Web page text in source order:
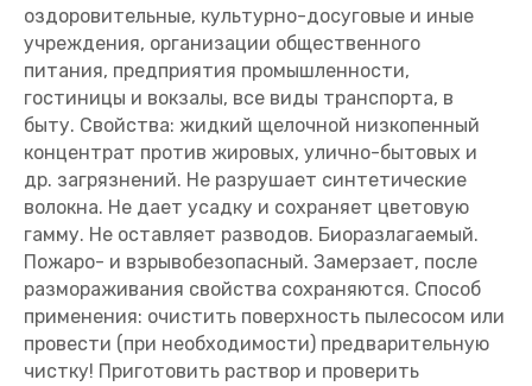
оздоровительные, культурно-досуговые и иные
учреждения, организации общественного
питания, предприятия промышленности,
гостиницы и вокзалы, все виды транспорта, в
быту. Свойства: жидкий щелочной низкопенный
концентрат против жировых, улично-бытовых и
др. загрязнений. Не разрушает синтетические
волокна. Не дает усадку и сохраняет цветовую
гамму. Не оставляет разводов. Биоразлагаемый.
Пожаро- и взрывобезопасный. Замерзает, после
размораживания свойства сохраняются. Способ
применения: очистить поверхность пылесосом или
провести (при необходимости) предварительную
чистку! Приготовить раствор и проверить